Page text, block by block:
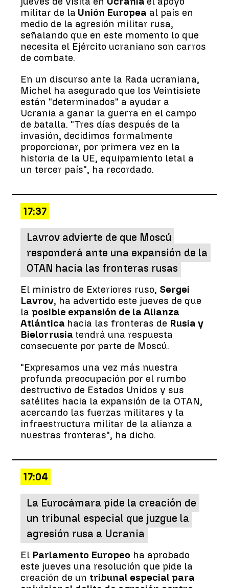
militar de la Unión Europea al país en
medio de la agresión militar rusa,
señalando que en este momento lo que
necesita el Ejército ucraniano son carros
de combate.
En un discurso ante la Rada ucraniana,
Michel ha asegurado que los Veintisiete
están "determinados" a ayudar a
Ucrania a ganar la guerra en el campo
de batalla. "Tres días después de la
invasión, decidimos formalmente
proporcionar, por primera vez en la
historia de la UE, equipamiento letal a
un tercer país", ha recordado.
17:37
Lavrov advierte de que Moscú
responderá ante una expansión de la
OTAN hacia las fronteras rusas
El ministro de Exteriores ruso, Sergei
Lavrov, ha advertido este jueves de que
la posible expansión de la Alianza
Atlántica hacia las fronteras de Rusia y
Bielorrusia tendrá una respuesta
consecuente por parte de Moscú.
"Expresamos una vez más nuestra
profunda preocupación por el rumbo
destructivo de Estados Unidos y sus
satélites hacia la expansión de la OTAN,
acercando las fuerzas militares y la
infraestructura militar de la alianza a
nuestras fronteras", ha dicho.
17:04
La Eurocámara pide la creación de
un tribunal especial que juzgue la
agresión rusa a Ucrania
El Parlamento Europeo ha aprobado
este jueves una resolución que pide la
creación de un tribunal especial para